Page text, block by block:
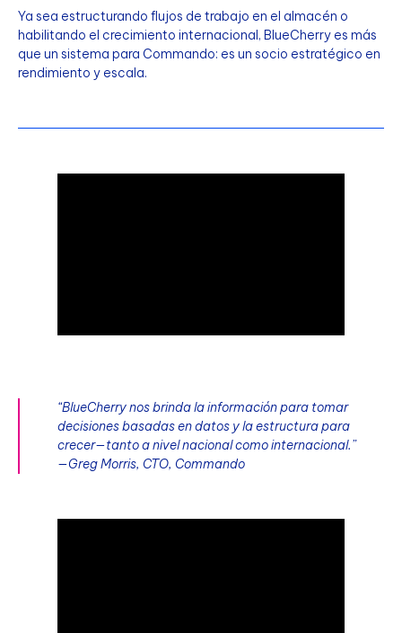
Ya sea estructurando flujos de trabajo en el almacén o
habilitando el crecimiento internacional, BlueCherry es más
que un sistema para Commando: es un socio estratégico en
rendimiento y escala.
“BlueCherry nos brinda la información para tomar
decisiones basadas en datos y la estructura para
crecer—tanto a nivel nacional como internacional.”
—Greg Morris, CTO, Commando